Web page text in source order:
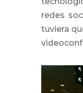
redes
tuviera